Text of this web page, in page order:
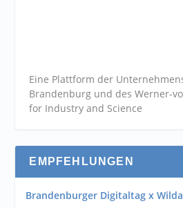
Eine Plattform der
Brandenburg und des Werner-
for Industry and Science
EMPFEHLUNGEN
Brandenburger Digitaltag x